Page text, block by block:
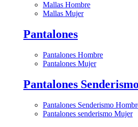
Mallas Hombre
Mallas Mujer
Pantalones
Pantalones Hombre
Pantalones Mujer
Pantalones Senderismo
Pantalones Senderismo
Pantalones senderismo Mujer